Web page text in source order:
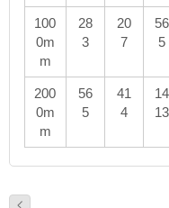
100
0m
m
28
3
20
7
56
5
200
0m
m
56
5
41
4
14
13